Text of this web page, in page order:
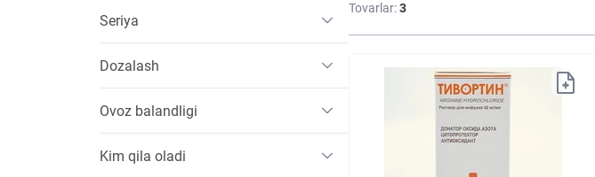
Seriya
Dozalash
Ovoz balandligi
Kim qila oladi
Tovarlar:3